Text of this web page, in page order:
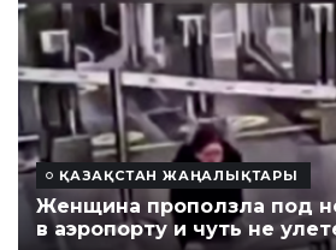
ҚАЗАҚСТАН ЖАҢАЛЫҚТАРЫ
Женщина проползла под
в аэропорту и чуть не